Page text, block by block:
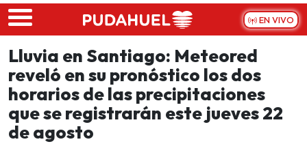
Skip to main content
EN VIVO
Lluvia en Santiago: Meteored
reveló en su pronóstico los dos
horarios de las precipitaciones
que se registrarán este jueves 22
de agosto